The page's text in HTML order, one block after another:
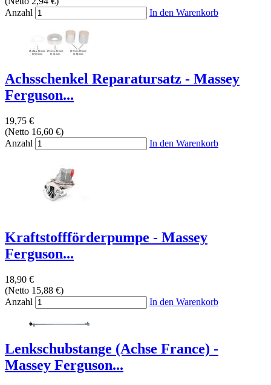
Anzahl
In den Warenkorb
Achsschenkel Reparatursatz - Massey
Ferguson...
19,75 €
(Netto 16,60 €)
Anzahl
In den Warenkorb
Kraftstoffförderpumpe - Massey
Ferguson...
18,90 €
(Netto 15,88 €)
Anzahl
In den Warenkorb
Lenkschubstange (Achse France) -
Massey Ferguson...